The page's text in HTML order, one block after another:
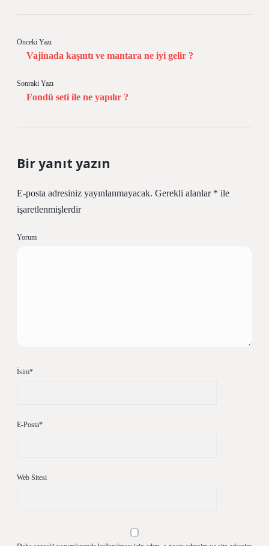
Önceki Yazı
Vajinada kaşıntı ve mantara ne iyi gelir ?
Sonraki Yazı
Fondü seti ile ne yapılır ?
Bir yanıt yazın
E-posta adresiniz yayınlanmayacak. Gerekli alanlar * ile
işaretlenmişlerdir
Yorum
İsim*
E-Posta*
Web Sitesi